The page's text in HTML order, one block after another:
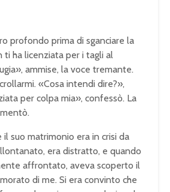
profondo prima di sganciare la
ti ha licenziata per i tagli al
ammise, la voce tremante.
«Cosa intendi dire?»,
per colpa mia», confessò. La
il suo matrimonio era in crisi da
era distratto, e quando
affrontato, aveva scoperto il
di me. Si era convinto che